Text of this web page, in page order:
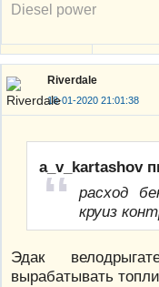
Diesel power
Riverdale
18-01-2020 21:01:38
a_v_kartashov
расход
круиз
Эдак
вырабатывать